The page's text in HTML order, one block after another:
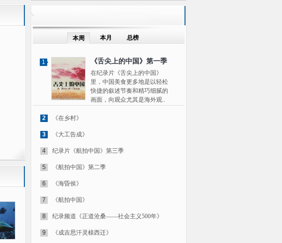
本周 本月 总榜
1 《舌尖上的中国》第一季
在纪录片《舌尖上的中国》
里，中国美食更多地是以轻松
快捷的叙述节奏和精巧细腻的
画面，向观众尤其是海外观..
2 《在乡村》
3 《大工告成》
4 纪录片《航拍中国》第三季
5 《航拍中国》第二季
6 《海昏侯》
7 《航拍中国》
8 纪录频道《正道沧桑——社会主义500年》
9 《成吉思汗灵榇西迁》